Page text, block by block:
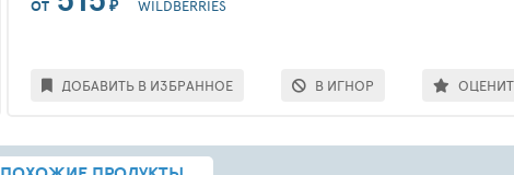
ОТ ₽ WILDBERRIES
ДОБАВИТЬ В ИЗБРАННОЕ В ИГНОР